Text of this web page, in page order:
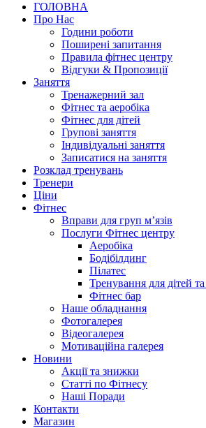
ГОЛОВНА
Про Нас
Години роботи
Поширені запитання
Правила фітнес центру
Відгуки & Пропозиції
Заняття
Тренажерний зал
Фітнес та аеробіка
Фітнес для дітей
Групові заняття
Індивідуальні заняття
Записатися на заняття
Розклад тренувань
Тренери
Ціни
Фітнес
Вправи для груп м’язів
Послуги Фітнес центру
Аеробіка
Бодібілдинг
Пілатес
Тренування для дітей та
Фітнес бар
Наше обладнання
Фотогалерея
Відеогалерея
Мотиваційна галерея
Новини
Акції та знижки
Статті по Фітнесу
Наші Поради
Контакти
Магазин